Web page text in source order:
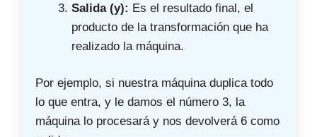
Salida (y): Es el resultado final, el
producto de la transformación que ha
realizado la máquina.
Por ejemplo, si nuestra máquina duplica todo
lo que entra, y le damos el número 3, la
máquina lo procesará y nos devolverá 6 como